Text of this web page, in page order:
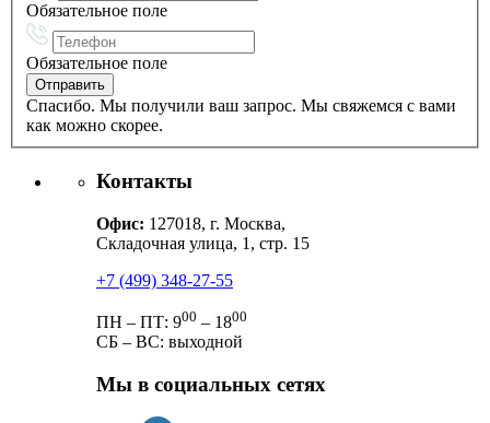
Обязательное поле
Обязательное поле
Спасибо. Мы получили ваш запрос. Мы свяжемся с вами
как можно скорее.
Контакты
Офис: 127018, г. Москва,
Складочная улица, 1, стр. 15
+7 (499) 348-27-55
ПН – ПТ: 900 – 1800
СБ – ВС: выходной
Мы в социальных сетях